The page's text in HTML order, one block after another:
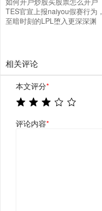
TES官宣上报naiyou假赛行为，
至暗时刻的LPL堕入更深深渊
相关评论
本文评分*
评论内容*